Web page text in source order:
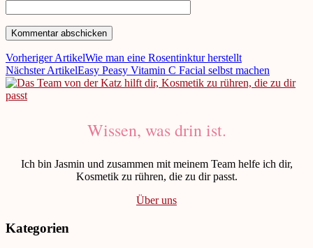
Vorheriger ArtikelWie man eine Rosentinktur herstellt
Nächster ArtikelEasy Peasy Vitamin C Facial selbst machen
Wissen, was drin ist.
Ich bin Jasmin und zusammen mit meinem Team helfe ich dir,
Kosmetik zu rühren, die zu dir passt.
Über uns
Kategorien